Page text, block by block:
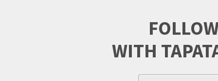
WITH